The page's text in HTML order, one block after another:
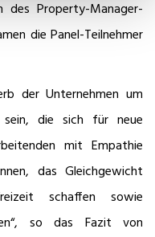
des Property-Manager-
die Panel-Teilnehmer
der Unternehmen um
sein, die sich für neue
mit Empathie
das Gleichgewicht
schaffen sowie
so das Fazit von